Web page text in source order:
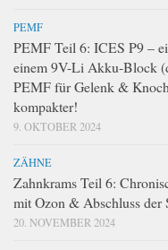
PEMF
PEMF Teil 6: ICES P9 –
einem 9V-Li Akku-Block
PEMF für Gelenk &
kompakter!
9. OKTOBER 2024
ZÄHNE
Zahnkrams Teil 6:
mit Ozon & Abschluss der
20. NOVEMBER 2024